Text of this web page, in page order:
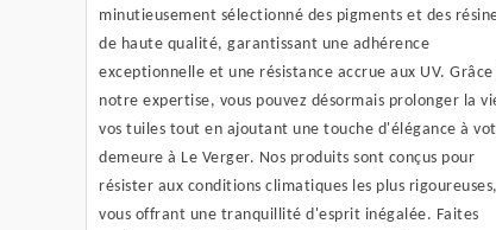
minutieusement sélectionné des pigments et des
de haute qualité, garantissant une adhérence
exceptionnelle et une résistance accrue aux UV. Grâce
notre expertise, vous pouvez désormais prolonger la
vos tuiles tout en ajoutant une touche d'élégance à
demeure à Le Verger. Nos produits sont conçus pour
résister aux conditions climatiques les plus rigoureuses,
vous offrant une tranquillité d'esprit inégalée. Faites